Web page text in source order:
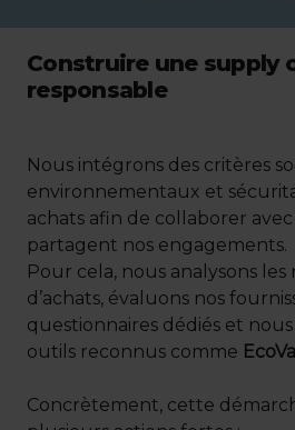
Construire une supply
responsable
Nous intégrons des critères
environnementaux et
achats afin de collaborer
partagent nos engagements.
Pour cela, nous analysons
d’achats, évaluons nos
questionnaires dédiés et
outils reconnus comme
Concrètement, cette